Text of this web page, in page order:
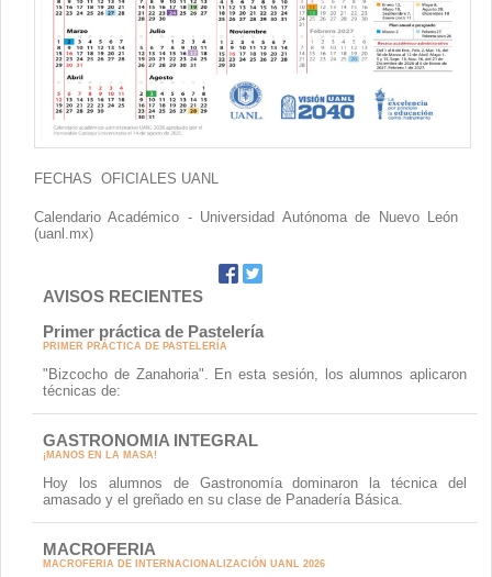
Contacto
FECHAS OFICIALES UANL
Calendario Académico - Universidad Autónoma de Nuevo León
(uanl.mx)
AVISOS RECIENTES
Primer práctica de Pastelería
PRIMER PRÁCTICA DE PASTELERÍA
"Bizcocho de Zanahoria". En esta sesión, los alumnos aplicaron
técnicas de:
GASTRONOMIA INTEGRAL
¡MANOS EN LA MASA!
Hoy los alumnos de Gastronomía dominaron la técnica del
amasado y el greñado en su clase de Panadería Básica.
MACROFERIA
MACROFERIA DE INTERNACIONALIZACIÓN UANL 2026